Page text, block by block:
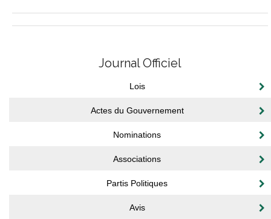
Journal Officiel
Lois
Actes du Gouvernement
Nominations
Associations
Partis Politiques
Avis